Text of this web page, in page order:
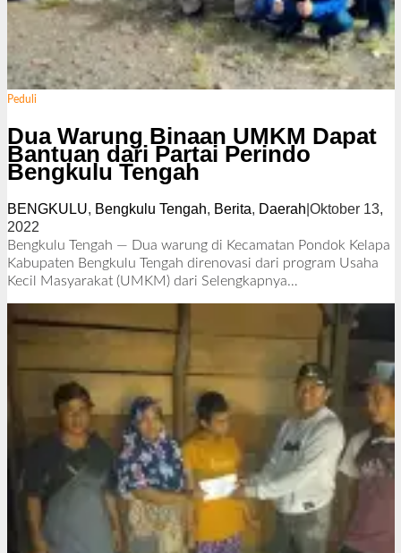
Peduli
Dua Warung Binaan UMKM Dapat
Bantuan dari Partai Perindo
Bengkulu Tengah
BENGKULU, Bengkulu Tengah, Berita, Daerah Oktober 13,
2022
l
e
h
k
Bengkulu Tengah — Dua warung di Kecamatan Pondok Kelapa
Kabupaten Bengkulu Tengah direnovasi dari program Usaha
Kecil Masyarakat (UMKM) dari Selengkapnya…